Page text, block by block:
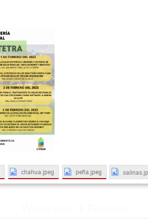
chahua.jpeg peña.jpeg